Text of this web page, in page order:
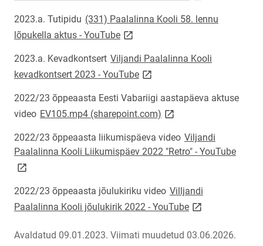
2023.a. Tutipidu (331) Paalalinna Kooli 58. lennu
lõpukella aktus - YouTubelink opens on new page
2023.a. Kevadkontsert Viljandi Paalalinna Kooli
kevadkontsert 2023 - YouTubelink opens on new page
2022/23 õppeaasta Eesti Vabariigi aastapäeva aktuse
video EV105.mp4 (sharepoint.com) link opens on new page
2022/23 õppeaasta liikumispäeva video Viljandi
Paalalinna Kooli Liikumispäev 2022 "Retro" - YouTubelink
2022/23 õppeaasta jõulukiriku video Villjandi
Paalalinna Kooli jõulukirik 2022 - YouTubelink opens on
Avaldatud 09.01.2023. Viimati muudetud 03.06.2026.